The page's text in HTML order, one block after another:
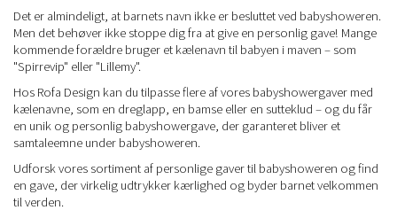
Det er almindeligt, at barnets navn ikke er besluttet ved babyshoweren.
Men det behøver ikke stoppe dig fra at give en personlig gave! Mange
kommende forældre bruger et kælenavn til babyen i maven – som
"Spirrevip" eller "Lillemy".
Hos Rofa Design kan du tilpasse flere af vores babyshowergaver med
kælenavne, som en dreglapp, en bamse eller en sutteklud – og du får
en unik og personlig babyshowergave, der garanteret bliver et
samtaleemne under babyshoweren.
Udforsk vores sortiment af personlige gaver til babyshoweren og find
en gave, der virkelig udtrykker kærlighed og byder barnet velkommen
til verden.